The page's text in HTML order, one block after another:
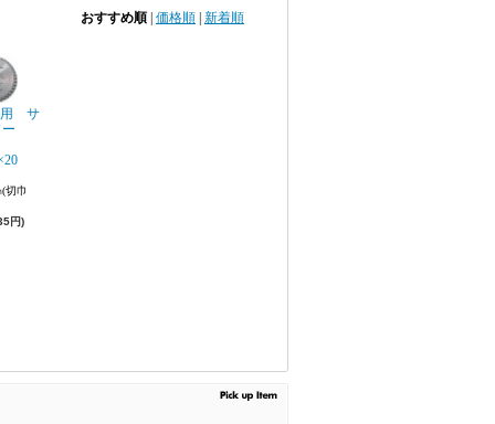
おすすめ順 価格順 新着順
用 サ
ー
×20
切巾
円)